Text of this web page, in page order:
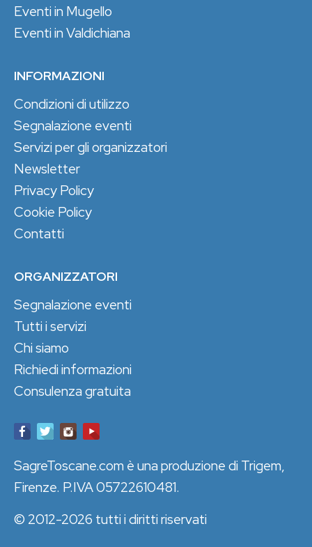
Eventi in Mugello
Eventi in Valdichiana
INFORMAZIONI
Condizioni di utilizzo
Segnalazione eventi
Servizi per gli organizzatori
Newsletter
Privacy Policy
Cookie Policy
Contatti
ORGANIZZATORI
Segnalazione eventi
Tutti i servizi
Chi siamo
Richiedi informazioni
Consulenza gratuita
SagreToscane.com è una produzione di Trigem,
Firenze. P.IVA 05722610481.
© 2012-2026 tutti i diritti riservati